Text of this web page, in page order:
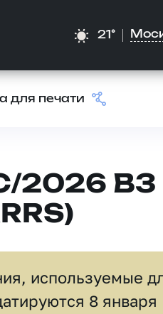
21°
для печати
2026 B3
используемые
8 января